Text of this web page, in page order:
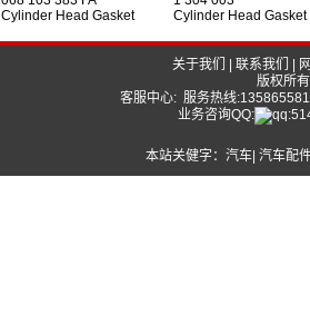
Cylinder Head Gasket
Cylinder Head Gasket
关于我们 联系我们
版权所
客服中心: 服务热线
业务咨询QQ:
本站关健字： 汽车| 汽车配